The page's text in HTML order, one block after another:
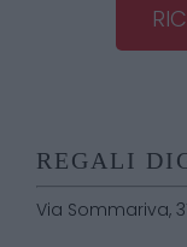
REGALI
Via Sommariva,